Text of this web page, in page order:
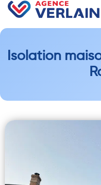
Isolation